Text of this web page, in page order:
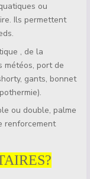
ou
Ils permettent
, de la
météos, port de
gants, bonnet
ou double, palme
renforcement